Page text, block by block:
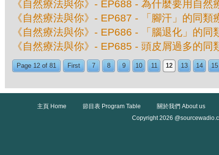
《自然療法與你》- EP688 - 為什麼要用自然
《自然療法與你》- EP687 - 「腳汗」的同類
《自然療法與你》- EP686 - 「腦退化」的同
《自然療法與你》- EP685 - 頭皮屑過多的同
Page 12 of 81 First 7 8 9 10 11 12 13 14 15
主頁 Home 節目表 Program Table
關於我們 About us
Copyright 2026